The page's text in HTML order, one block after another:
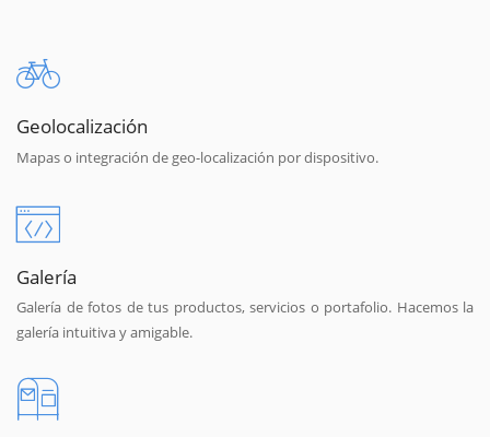
Geolocalización
Mapas o integración de geo-localización por dispositivo.
Galería
Galería de fotos de tus productos, servicios o portafolio. Hacemos la
galería intuitiva y amigable.